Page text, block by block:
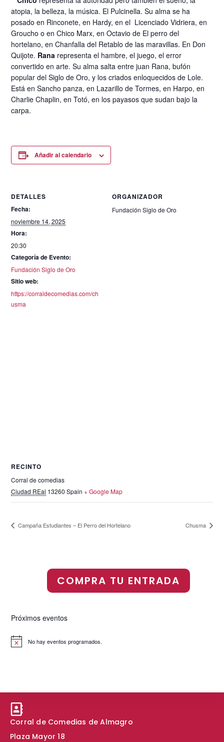
atopia, la belleza, la música. El Pulcinella. Su alma se ha
posado en Rinconete, en Hardy, en el Licenciado Vidriera, en
Groucho o en Chico Marx, en Octavio de El perro del
hortelano, en Chanfalla del Retablo de las maravillas. En Don
Quijote. Rana representa el hambre, el juego, el error
convertido en arte. Su alma salta entre juan Rana, bufón
popular del Siglo de Oro, y los criados enloquecidos de Lole.
Está en Sancho panza, en Lazarillo de Tormes, en Harpo, en
Charlie Chaplin, en Totó, en los payasos que sudan bajo la
carpa.
Añadir al calendario
DETALLES
Fecha:
noviembre 14, 2025
Hora:
20:30
Categoría de Evento:
Fundación Siglo de Oro
Sitio web:
https://corraldecomedias.com/ch
usma
ORGANIZADOR
Fundación Siglo de Oro
RECINTO
Corral de comedias
Ciudad REal 13260 Spain + Google Map
Campaña Estudiantes – El Perro del Hortelano Chusma
COMPRA TU ENTRADA
Próximos eventos
No hay eventos programados.
Corral de Comedias de Almagro
Plaza Mayor 18